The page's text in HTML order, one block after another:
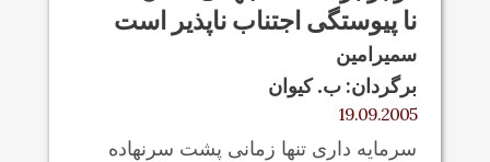
نا پيوستگی اجتناب ناپذير است
سمیرامین
برگردان: ب. کيوان
19.09.2005
سرمایه داری تنها زمانی پشت سرنهاده